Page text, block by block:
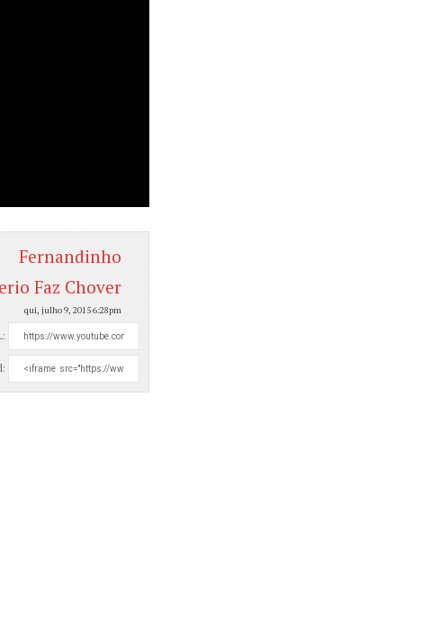
Fernandinho
Faz Chover
qui, julho 9, 2015 6:28pm